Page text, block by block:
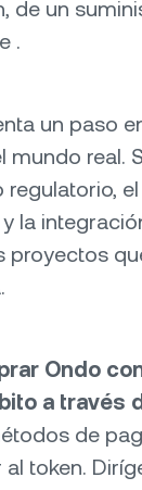
de un
.
un paso
mundo real.
regulatorio,
la
proyectos
Ondo
a través
de
token.